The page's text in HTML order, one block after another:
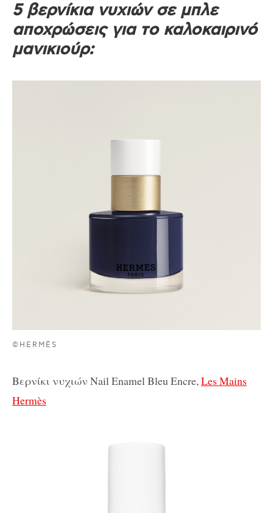
5 βερνίκια νυχιών σε μπλε
αποχρώσεις για το καλοκαιρινό
μανικιούρ:
©HERMÈS
Βερνίκι νυχιών Nail Enamel Bleu Encre,Les Mains
Hermès